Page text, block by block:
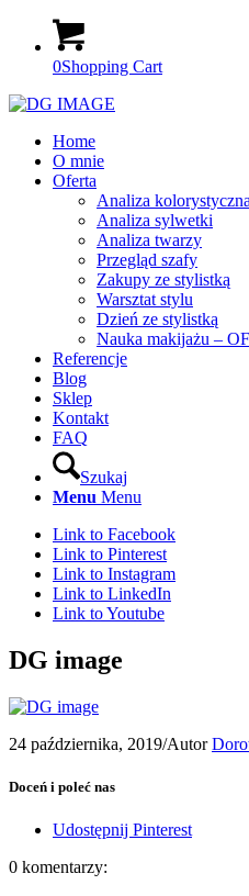
0Shopping Cart
Home
O mnie
Oferta
Analiza kolorystyczna
Analiza sylwetki
Analiza twarzy
Przegląd szafy
Zakupy ze stylistką
Warsztat stylu
Dzień ze stylistką
Nauka makijażu –
Referencje
Blog
Sklep
Kontakt
FAQ
Szukaj
Menu Menu
Link to Facebook
Link to Pinterest
Link to Instagram
Link to LinkedIn
Link to Youtube
DG image
24 października, 2019/Autor
Doceń i poleć nas
Udostępnij Pinterest
0 komentarzy: